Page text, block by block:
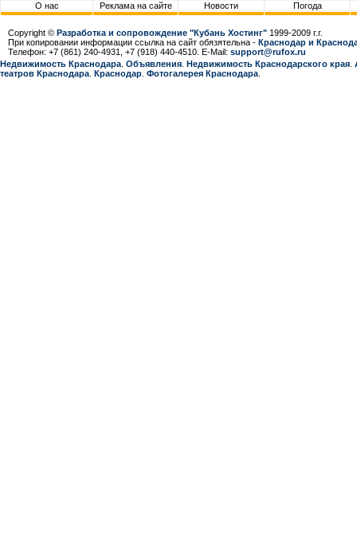
О нас Реклама на сайте Новости Погода
Copyright © Разработка и сопровождение "Кубань Хостинг" 1999-2009 г.г.
При копировании информации ссылка на сайт обязятельна - Краснодар и
Телефон: +7 (861) 240-4931, +7 (918) 440-4510. E-Mail: support@rufox.ru
Недвижимость Краснодара Объявления Недвижимость Краснодарcкого края
театров Краснодара Краснодар Фотогалерея Краснодара